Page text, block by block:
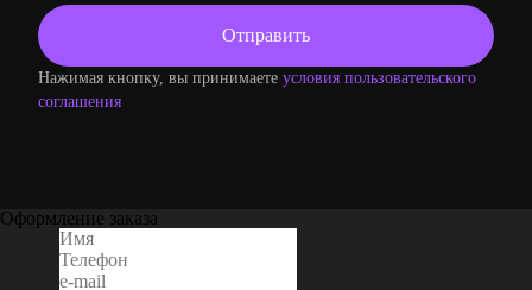
Нажимая кнопку, вы принимаете условия пользовательского
соглашения
Оформление заказа